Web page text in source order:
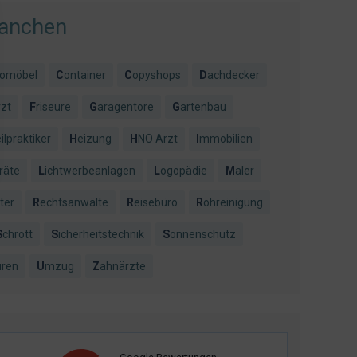
Container Copyshops Dachdecker
Friseure Garagentore Gartenbau
Heizung HNO Arzt Immobilien
Lichtwerbeanlagen Logopädie Maler
Rechtsanwälte Reisebüro Rohreinigung
Schrott Sicherheitstechnik Sonnenschutz
Umzug Zahnärzte